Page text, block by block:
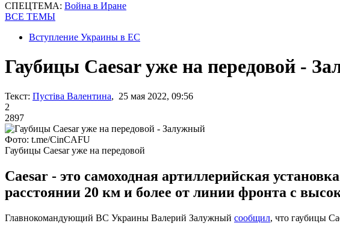
СПЕЦТЕМА: Война в Иране
ВСЕ ТЕМЫ
Вступление Украины в ЕС
Гаубицы Caesar уже на передовой -
Текст: Пустіва Валентина, 25 мая 2022, 09:56
2
2897
Фото: t.me/CinCAFU
Гаубицы Caesar уже на передовой
Caesar - это самоходная артиллерийская
расстоянии 20 км и более от линии фронта с
Главнокомандующий ВС Украины Валерий Залужный сообщил, что гаубицы